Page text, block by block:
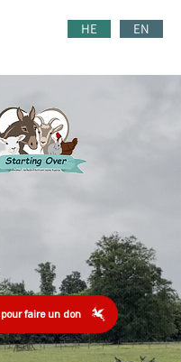
HE EN
faire un don